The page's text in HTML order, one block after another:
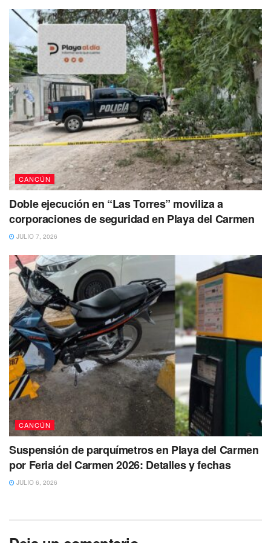
CANCÚN
Doble ejecución en “Las Torres” moviliza a
corporaciones de seguridad en Playa del Carmen
JULIO 7, 2026
CANCÚN
Suspensión de parquímetros en Playa del Carmen
por Feria del Carmen 2026: Detalles y fechas
JULIO 6, 2026